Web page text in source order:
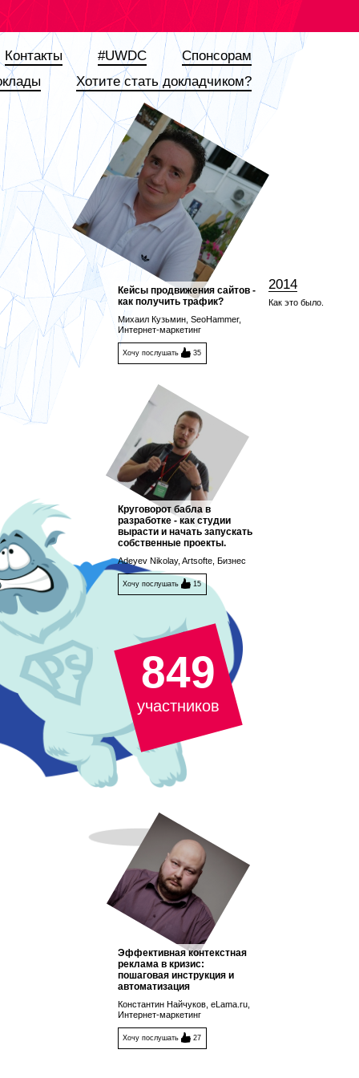
Контакты #UWDC
Спонсорам
Хотите стать докладчиком?
Кейсы продвижения сайтов -
как получить трафик?
Михаил Кузьмин, SeoHammer,
Интернет-маркетинг
Хочу послушать 35
Круговорот бабла в
разработке - как студии
вырасти и начать запускать
собственные проекты.
Adeyev Nikolay, Artsofte, Бизнес
Хочу послушать 15
849
участников
Эффективная контекстная
реклама в кризис:
пошаговая инструкция и
автоматизация
Константин Найчуков, eLama.ru,
Интернет-маркетинг
Хочу послушать 27
2014
Как это было.